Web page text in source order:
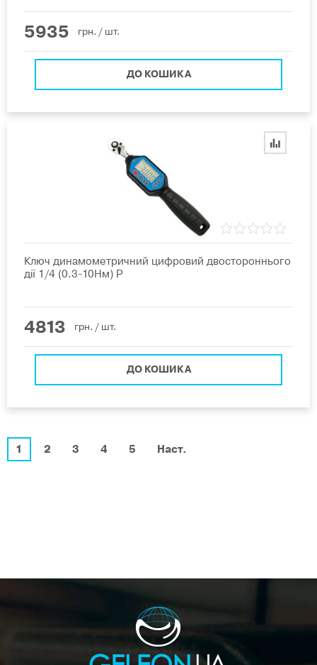
5935 грн. / шт.
ДО КОШИКА
Ключ динамометричний цифровий двостороннього
дії 1/4 (0.3-10Нм) P
4813 грн. / шт.
ДО КОШИКА
1 2 3 4 5 Наст.